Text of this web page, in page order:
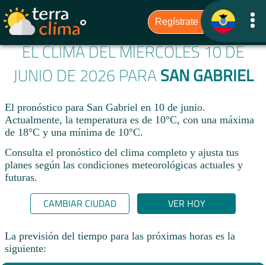
EL CLIMA DEL MIÉRCOLES 10 DE
JUNIO DE 2026 PARA SAN GABRIEL
El pronóstico para San Gabriel en 10 de junio.
Actualmente, la temperatura es de 10°C, con una máxima
de 18°C y una mínima de 10°C.
Consulta el pronóstico del clima completo y ajusta tus
planes según las condiciones meteorológicas actuales y
futuras.
CAMBIAR CIUDAD VER HOY
La previsión del tiempo para las próximas horas es la
siguiente: